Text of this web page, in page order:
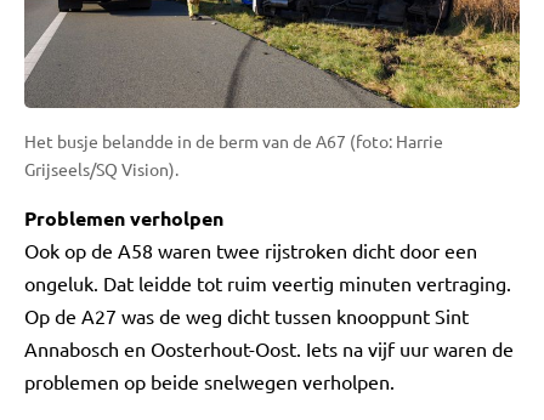
Het busje belandde in de berm van de A67 (foto: Harrie
Grijseels/SQ Vision).
Problemen verholpen
Ook op de A58 waren twee rijstroken dicht door een
ongeluk. Dat leidde tot ruim veertig minuten vertraging.
Op de A27 was de weg dicht tussen knooppunt Sint
Annabosch en Oosterhout-Oost. Iets na vijf uur waren de
problemen op beide snelwegen verholpen.